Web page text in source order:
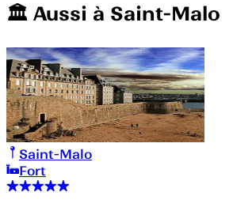
🏛️️ Aussi à Saint-Malo
Saint-Malo
Fort